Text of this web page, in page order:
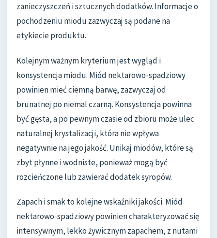
zanieczyszczeń i sztucznych dodatków. Informacje o
pochodzeniu miodu zazwyczaj są podane na
etykiecie produktu.
Kolejnym ważnym kryterium jest wygląd i
konsystencja miodu. Miód nektarowo-spadziowy
powinien mieć ciemną barwę, zazwyczaj od
brunatnej po niemal czarną. Konsystencja powinna
być gęsta, a po pewnym czasie od zbioru może ulec
naturalnej krystalizacji, która nie wpływa
negatywnie na jego jakość. Unikaj miodów, które są
zbyt płynne i wodniste, ponieważ mogą być
rozcieńczone lub zawierać dodatek syropów.
Zapach i smak to kolejne wskaźniki jakości. Miód
nektarowo-spadziowy powinien charakteryzować się
intensywnym, lekko żywicznym zapachem, z nutami